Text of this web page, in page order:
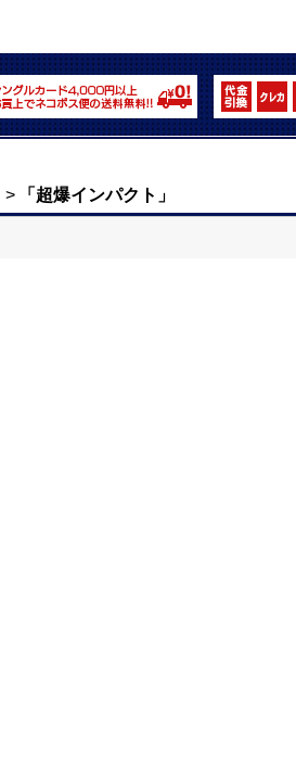
> 「超爆インパクト」